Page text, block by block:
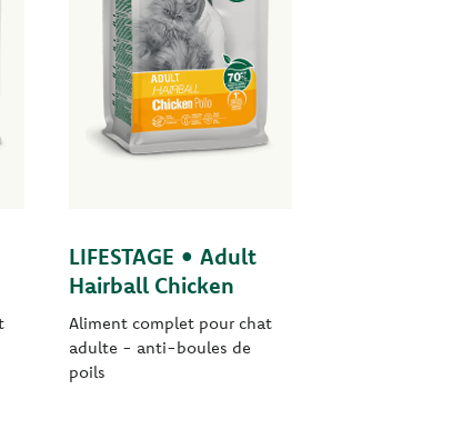
LIFESTAGE • Adult
Hairball Chicken
Aliment complet pour chat
adulte - anti-boules de
poils